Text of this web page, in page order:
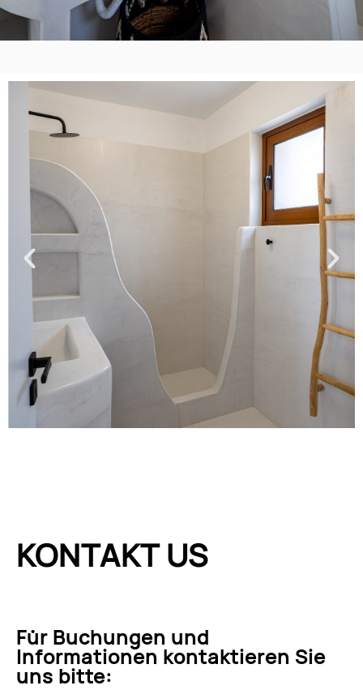
KONTAKT US
Für Buchungen und
Informationen kontaktieren Sie
uns bitte: